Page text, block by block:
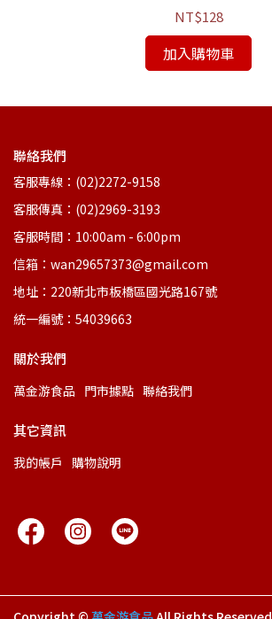
NT$128
加入購物車
聯絡我們
客服專線：(02)2272-9158
客服傳真：(02)2969-3193
客服時間：10:00am - 6:00pm
信箱：wan29657373@gmail.com
地址：220新北市板橋區國光路167號
統一編號：54039663
關於我們
萬金游食品 門市據點 聯絡我們
其它資訊
我的帳戶 購物說明